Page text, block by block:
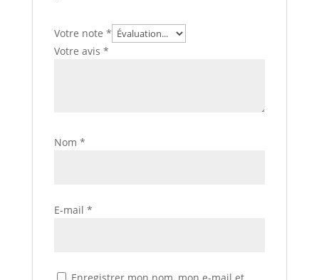
Votre note *
Votre avis *
Nom *
E-mail *